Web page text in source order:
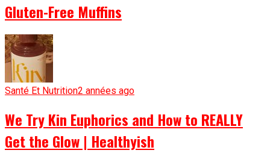
Gluten-Free Muffins
Santé Et Nutrition2 années ago
We Try Kin Euphorics and How to REALLY
Get the Glow | Healthyish